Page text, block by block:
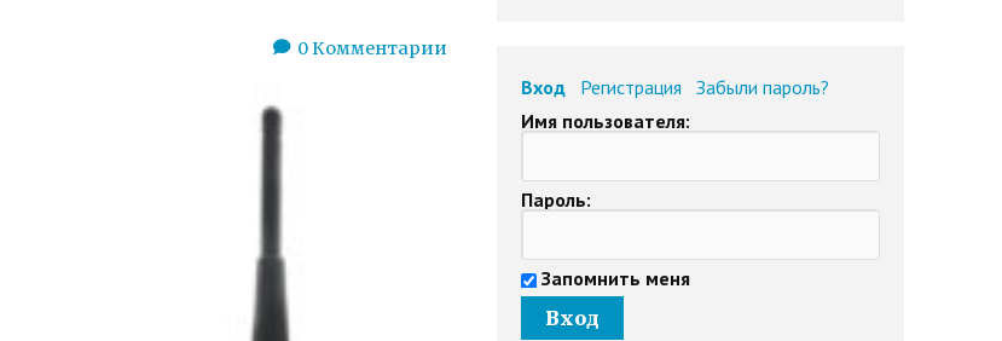
0Комментарии
Вход Регистрация
Забыли пароль?
Имя пользователя:
Пароль:
Запомнить меня